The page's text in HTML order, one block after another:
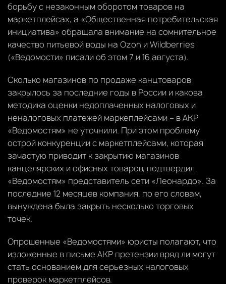
борьбу с незаконным оборотом товаров на
маркетплейсах, а «Общественная потребительская
инициатива» обращала внимание на сомнительное
качество питьевой воды на Ozon и Wildberries
(«Ведомости» писали об этом 7 и 16 августа).
Сколько магазинов по продаже канцтоваров
закрылось за последние годы в России и какова
методика оценки недоплаченных налоговых и
неналоговых платежей маркеплейсами – в АКР
«Ведомостям» не уточнили. При этом проблему
острой конкуренции с маркетплейсами, которая
зачастую приводит к закрытию магазинов
канцелярских и офисных товаров, подтвердил
«Ведомостям» представитель сети «Леонардо». За
последние 12 месяцев компания, по его словам,
вынуждена была закрыть несколько торговых
точек.
Опрошенные «Ведомостями» юристы полагают, что
изложенные в письме АКР претензии вряд ли могут
стать основанием для серьезных налоговых
проверок маркетплейсов.